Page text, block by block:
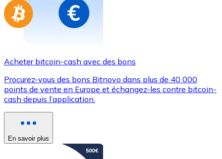
Acheter bitcoin-cash avec des bons
Procurez-vous des bons Bitnovo dans plus de 40 000
points de vente en Europe et échangez-les contre bitcoin-
cash depuis l’application.
En savoir plus